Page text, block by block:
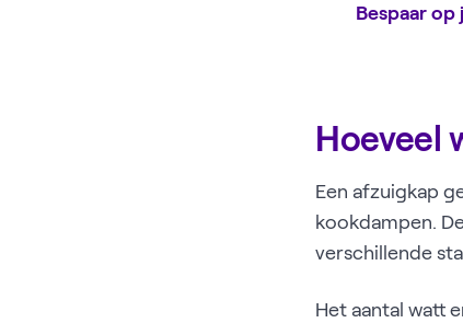
Bespaar
Hoeveel
Een afzuigkap
kookdampen.
verschillende
Het aantal watt